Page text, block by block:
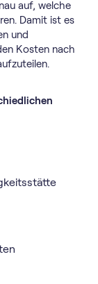
auf, welche
Damit ist es
und
Kosten nach